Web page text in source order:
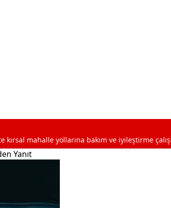
yollarına bakım ve iyileştirme çalışması
Yanıt